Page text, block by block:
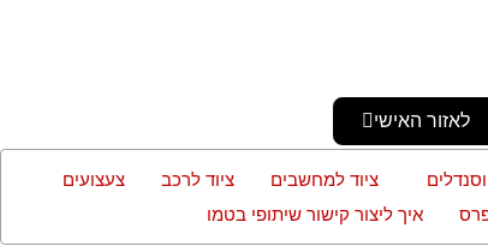
לאזור האישי
ציוד למחשבים ציוד לרכב
צעצועים
איך ליצור קישור שיתופי בטמו